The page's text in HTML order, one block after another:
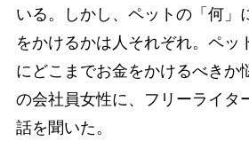
いる。しかし、ペットの「何」
をかけるかは人それぞれ。ペッ
にどこまでお金をかけるべきか
の会社員女性に、フリーライタ
話を聞いた。